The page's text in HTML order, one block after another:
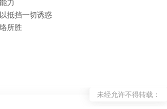
力
抵挡一切诱惑
所胜
未经允许不得转载：